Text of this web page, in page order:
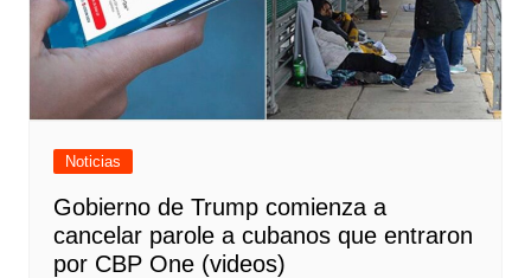
Noticias
Gobierno de Trump comienza a
cancelar parole a cubanos que entraron
por CBP One (videos)